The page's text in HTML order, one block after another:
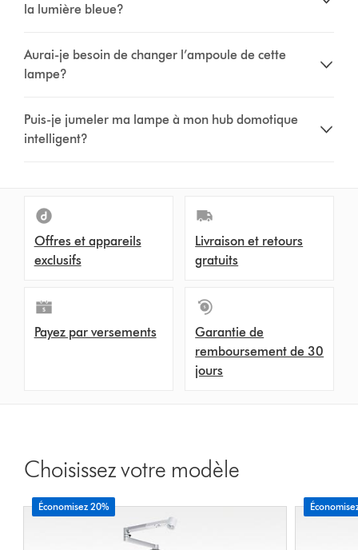
la lumière bleue?
Aurai-je besoin de changer l’ampoule de cette
lampe?
Puis-je jumeler ma lampe à mon hub domotique
intelligent?
Offres et appareils
exclusifs
Livraison et retours
gratuits
Payez par versements
Garantie de
remboursement de 30
jours
Choisissez votre modèle
Économisez 20%